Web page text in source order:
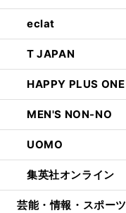
eclat
T JAPAN
HAPPY PLUS ONE
MEN'S NON-NO
UOMO
集英社オンライン
芸能・情報・スポーツ